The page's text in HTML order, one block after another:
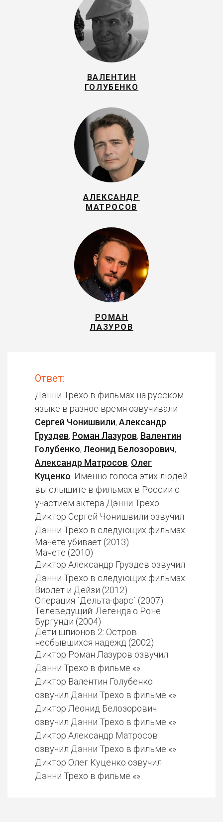
ВАЛЕНТИН
ГОЛУБЕНКО
АЛЕКСАНДР
МАТРОСОВ
РОМАН
ЛАЗУРОВ
Ответ:
Дэнни Трехо в фильмах на русском
языке в разное время озвучивали
Сергей Чонишвили, Александр
Груздев, Роман Лазуров, Валентин
Голубенко, Леонид Белозорович,
Александр Матросов, Олег
Куценко . Именно голоса этих людей
вы слышите в фильмах в России с
участием актера Дэнни Трехо.
Диктор Сергей Чонишвили озвучил
Дэнни Трехо в следующих фильмах:
Мачете убивает (2013)
Мачете (2010)
Диктор Александр Груздев озвучил
Дэнни Трехо в следующих фильмах:
Виолет и Дейзи (2012)
Операция `Дельта-фарс` (2007)
Телеведущий: Легенда о Роне
Бургунди (2004)
Дети шпионов 2: Остров
несбывшихся надежд (2002)
Диктор Роман Лазуров озвучил
Дэнни Трехо в фильме «».
Диктор Валентин Голубенко
озвучил Дэнни Трехо в фильме «».
Диктор Леонид Белозорович
озвучил Дэнни Трехо в фильме «».
Диктор Александр Матросов
озвучил Дэнни Трехо в фильме «».
Диктор Олег Куценко озвучил
Дэнни Трехо в фильме «».